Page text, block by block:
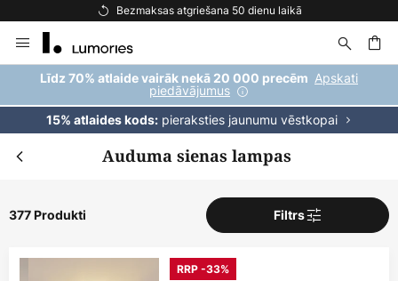
Bezmaksas piegāde pasūtījumiem virs 69 €
to
Content
Līdz 70% atlaide vairāk nekā 20 000 precēm Apskati
piedāvājumus
15% atlaides kods:pieraksties jaunumu vēstkopai
Auduma sienas lampas
377 Produkti Filtrs
RRP -33%